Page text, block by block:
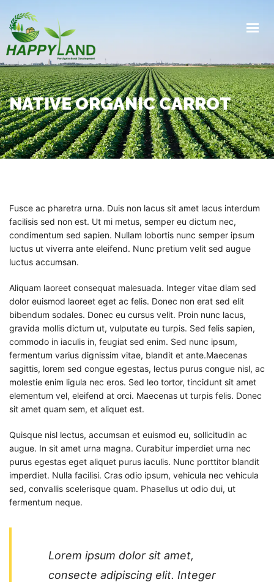
PRODUCTS
PRODUCTION PROCESS
EXPORTS
GALLERY
ABOUT
GET IN TOUCH
NATIVE ORGANIC CARROT
Fusce ac pharetra urna. Duis non lacus sit amet lacus interdum
facilisis sed non est. Ut mi metus, semper eu dictum nec,
condimentum sed sapien. Nullam lobortis nunc semper ipsum
luctus ut viverra ante eleifend. Nunc pretium velit sed augue
luctus accumsan.
Aliquam laoreet consequat malesuada. Integer vitae diam sed
dolor euismod laoreet eget ac felis. Donec non erat sed elit
bibendum sodales. Donec eu cursus velit. Proin nunc lacus,
gravida mollis dictum ut, vulputate eu turpis. Sed felis sapien,
commodo in iaculis in, feugiat sed enim. Sed nunc ipsum,
fermentum varius dignissim vitae, blandit et ante.Maecenas
sagittis, lorem sed congue egestas, lectus purus congue nisl, ac
molestie enim ligula nec eros. Sed leo tortor, tincidunt sit amet
elementum vel, eleifend at orci. Maecenas ut turpis felis. Donec
sit amet quam sem, et aliquet est.
Quisque nisl lectus, accumsan et euismod eu, sollicitudin ac
augue. In sit amet urna magna. Curabitur imperdiet urna nec
purus egestas eget aliquet purus iaculis. Nunc porttitor blandit
imperdiet. Nulla facilisi. Cras odio ipsum, vehicula nec vehicula
sed, convallis scelerisque quam. Phasellus ut odio dui, ut
fermentum neque.
Lorem ipsum dolor sit amet,
consecte adipiscing elit. Integer